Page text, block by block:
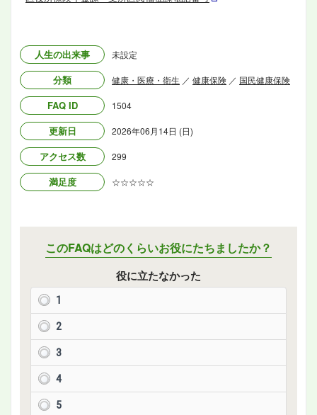
人生の出来事 未設定
分類 健康・医療・衛生 ／ 健康保険 ／ 国民健康保険
FAQ ID 1504
更新日 2026年06月14日 (日)
アクセス数 299
満足度 ☆☆☆☆☆
このFAQはどのくらいお役にたちましたか？
役に立たなかった
1
2
3
4
5